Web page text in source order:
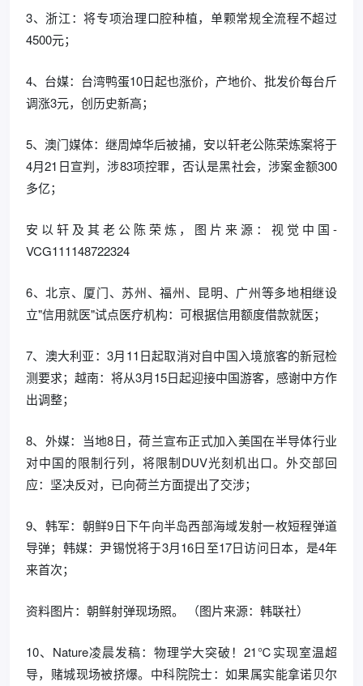
3、浙江：将专项治理口腔种植，单颗常规全流程不超过
4500元；
4、台媒：台湾鸭蛋10日起也涨价，产地价、批发价每台斤
调涨3元，创历史新高；
5、澳门媒体：继周焯华后被捕，安以轩老公陈荣炼案将于
4月21日宣判，涉83项控罪，否认是黑社会，涉案金额300
多亿；
安以轩及其老公陈荣炼，图片来源：视觉中国-
VCG111148722324
6、北京、厦门、苏州、福州、昆明、广州等多地相继设
立"信用就医"试点医疗机构：可根据信用额度借款就医；
7、澳大利亚：3月11日起取消对自中国入境旅客的新冠检
测要求；越南：将从3月15日起迎接中国游客，感谢中方作
出调整；
8、外媒：当地8日，荷兰宣布正式加入美国在半导体行业
对中国的限制行列，将限制DUV光刻机出口。外交部回
应：坚决反对，已向荷兰方面提出了交涉；
9、韩军：朝鲜9日下午向半岛西部海域发射一枚短程弹道
导弹；韩媒：尹锡悦将于3月16日至17日访问日本，是4年
来首次；
资料图片：朝鲜射弹现场照。 （图片来源：韩联社）
10、Nature凌晨发稿：物理学大突破！21℃实现室温超
导，赌城现场被挤爆。中科院院士：如果属实能拿诺贝尔